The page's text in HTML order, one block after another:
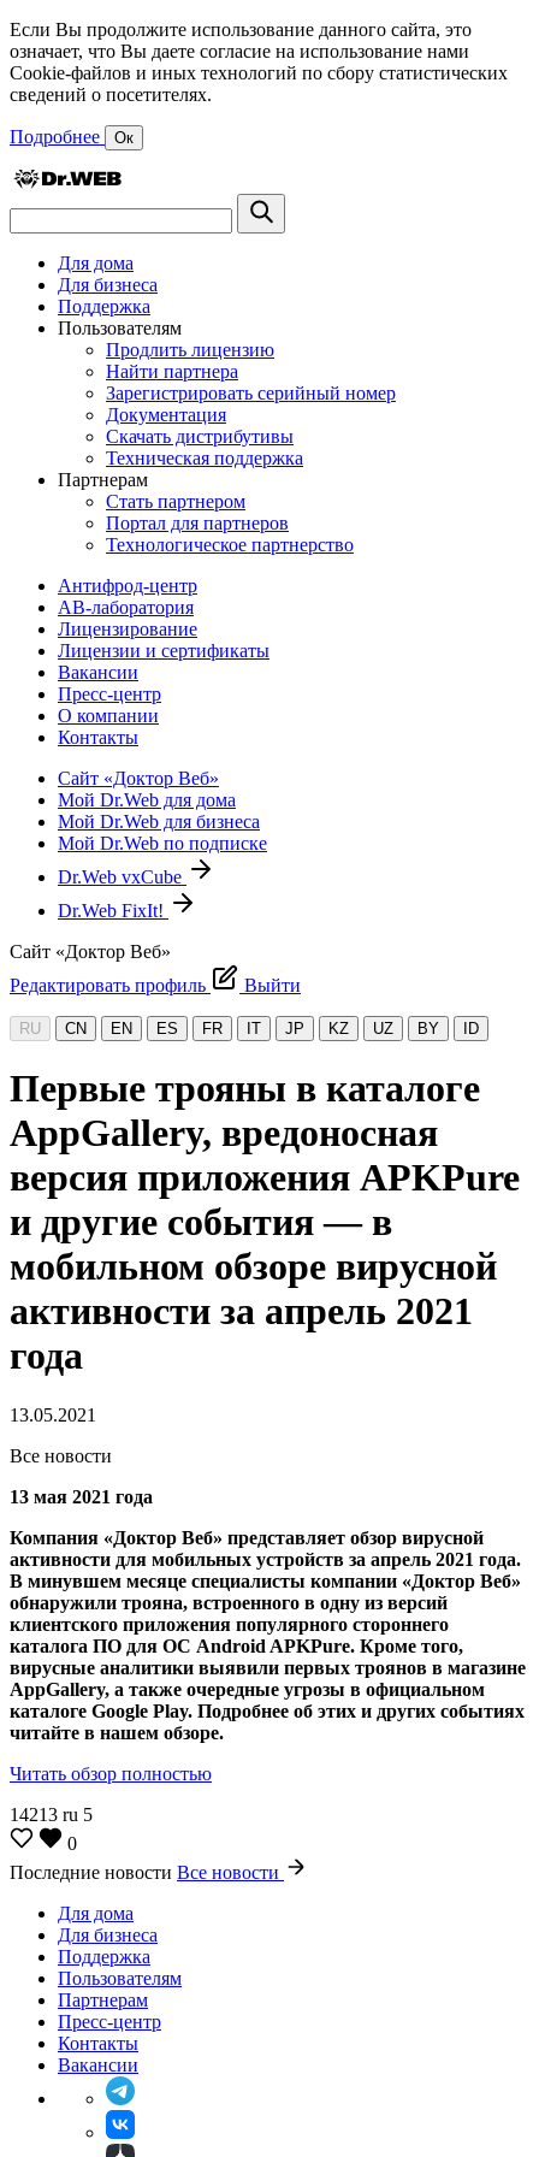
Если Вы продолжите использование данного сайта, это
означает, что Вы даете согласие на использование нами
Cookie-файлов и иных технологий по сбору статистических
сведений о посетителях.
Подробнее Ок
Для дома
Для бизнеса
Поддержка
Пользователям
Продлить лицензию
Найти партнера
Зарегистрировать серийный номер
Документация
Скачать дистрибутивы
Техническая поддержка
Партнерам
Стать партнером
Портал для партнеров
Технологическое партнерство
Антифрод-центр
АВ-лаборатория
Лицензирование
Лицензии и сертификаты
Вакансии
Пресс-центр
О компании
Контакты
Сайт «Доктор Веб»
Мой Dr.Web для дома
Мой Dr.Web для бизнеса
Мой Dr.Web по подписке
Dr.Web vxCube
Dr.Web FixIt!
Сайт «Доктор Веб»
Редактировать профиль
Выйти
RU CN EN ES FR IT JP KZ UZ BY ID
Первые трояны в каталоге
AppGallery, вредоносная
версия приложения APKPure
и другие события — в
мобильном обзоре вирусной
активности за апрель 2021
года
13.05.2021
Все новости
13 мая 2021 года
Компания «Доктор Веб» представляет обзор вирусной
активности для мобильных устройств за апрель 2021 года.
В минувшем месяце специалисты компании «Доктор Веб»
обнаружили трояна, встроенного в одну из версий
клиентского приложения популярного стороннего
каталога ПО для ОС Android APKPure. Кроме того,
вирусные аналитики выявили первых троянов в магазине
AppGallery, а также очередные угрозы в официальном
каталоге Google Play. Подробнее об этих и других событиях
читайте в нашем обзоре.
Читать обзор полностью
14213 ru 5
0
Последние новости Все новости
Для дома
Для бизнеса
Поддержка
Пользователям
Партнерам
Пресс-центр
Контакты
Вакансии